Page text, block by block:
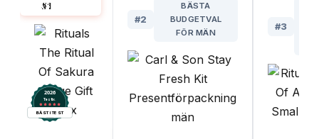
BÄST I TEST
#1
2026
Testix.
BÄST I TEST
#2
BÄSTA
BUDGETVAL
FÖR MÄN
#3